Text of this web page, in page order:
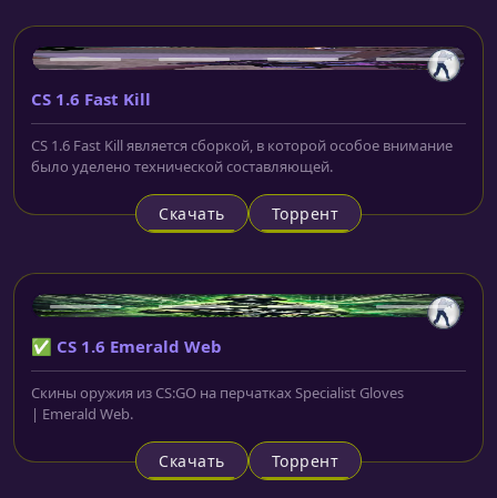
CS 1.6 Fast Kill
CS 1.6 Fast Kill является сборкой, в которой особое внимание
было уделено технической составляющей.
Скачать Торрент
✅ CS 1.6 Emerald Web
Скины оружия из CS:GO на перчатках Specialist Gloves
| Emerald Web.
Скачать Торрент